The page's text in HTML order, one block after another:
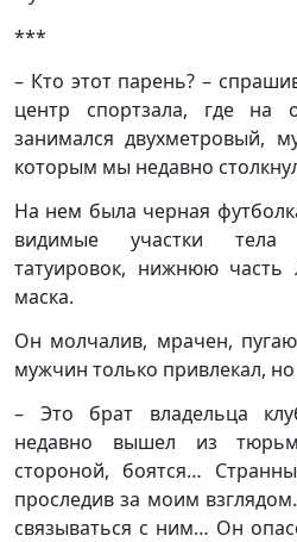
***
– Кто этот парень? –
центр спортзала, где на
занимался двухметровый,
которым мы недавно
На нем была черная
видимые участки
татуировок, нижнюю часть
маска.
Он молчалив, мрачен,
мужчин только привлекал, но
– Это брат владельца
недавно вышел из
стороной, боятся…
проследив за моим
связываться с ним… Он